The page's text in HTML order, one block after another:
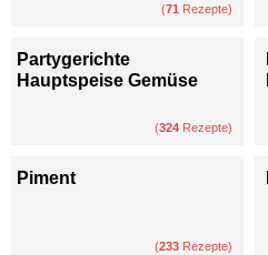
(71 Rezepte)
Partygerichte
Hauptspeise Gemüse
(324 Rezepte)
Piment
(233 Rezepte)